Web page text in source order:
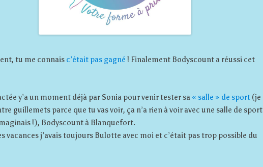
tu me connais c’était pas gagné ! Finalement Bodyscount a réussi cet
y’a un moment déjà par Sonia pour venir tester sa « salle » de sport (je
guillemets parce que tu vas voir, ça n’a rien à voir avec une salle de sport
!), Bodyscount à Blanquefort.
vacances j’avais toujours Bulotte avec moi et c’était pas trop possible du